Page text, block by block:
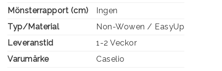
Mönsterrapport (cm)
Ingen
Typ/Material
Non-Wowen / EasyUp
Leveranstid
1-2 Veckor
Varumärke
Caselio